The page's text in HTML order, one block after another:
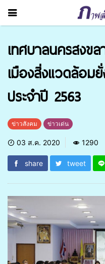
เทศบาลนครสงขล
เมืองสิ่งแวดล้อม
ประจำปี 2563
ข่าวสังคม ข่าวเด่น
03 ส.ค. 2020 1290
share tweet